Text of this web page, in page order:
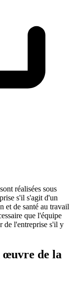
réalisées sous
s'il s'agit d'un
et de santé au travail
que l'équipe
de l'entreprise s'il y
œuvre de la